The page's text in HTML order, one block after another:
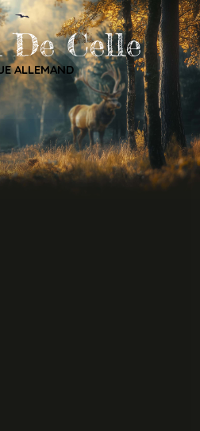
De Celle
ALLEMAND